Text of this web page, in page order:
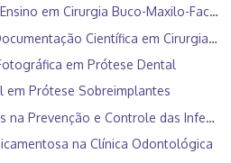
em Cirurgia Buco-Maxilo-Facial
Científica em Cirurgia Bucomaxilofacial
em Prótese Dental
em Prótese Sobreimplantes
e Controle das Infecções Orofaciais
na Clínica Odontológica